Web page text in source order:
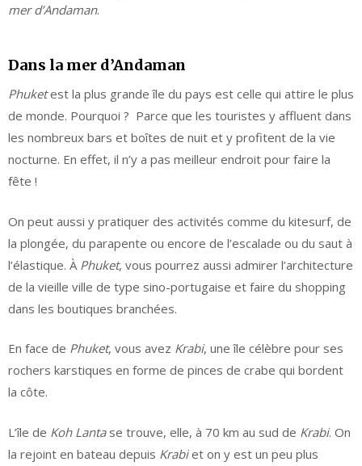
mer d’Andaman.
Dans la mer d’Andaman
Phuketest la plus grande île du pays est celle qui attire le plus
de monde. Pourquoi ? Parce que les touristes y affluent dans
les nombreux bars et boîtes de nuit et y profitent de la vie
nocturne. En effet, il n’y a pas meilleur endroit pour faire la
fête !
On peut aussi y pratiquer des activités comme du kitesurf, de
la plongée, du parapente ou encore de l’escalade ou du saut à
l’élastique. À Phuket, vous pourrez aussi admirer l’architecture
de la vieille ville de type sino-portugaise et faire du shopping
dans les boutiques branchées.
En face de Phuket, vous avez Krabi, une île célèbre pour ses
rochers karstiques en forme de pinces de crabe qui bordent
la côte.
L’île de Koh Lantase trouve, elle, à 70 km au sud de Krabi. On
la rejoint en bateau depuis Krabiet on y est un peu plus